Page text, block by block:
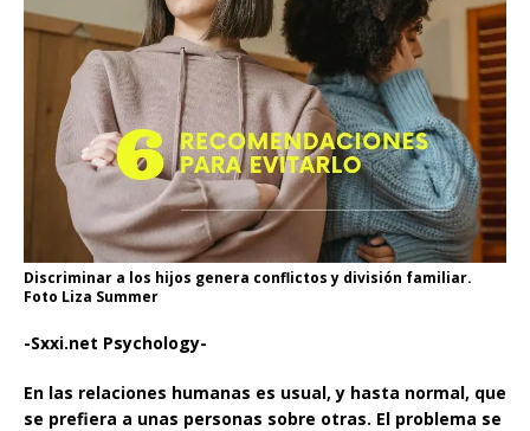
Discriminar a los hijos genera conflictos y división familiar.
Foto Liza Summer
-Sxxi.net Psychology-
En las relaciones humanas es usual, y hasta normal, que
se prefiera a unas personas sobre otras. El problema se